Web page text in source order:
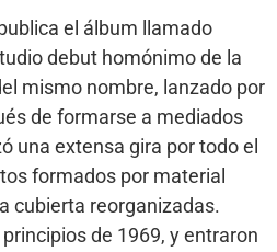
el álbum llamado
debut homónimo de la
mismo nombre, lanzado por
de formarse a mediados
una extensa gira por todo el
formados por material
cubierta reorganizadas.
de 1969, y entraron